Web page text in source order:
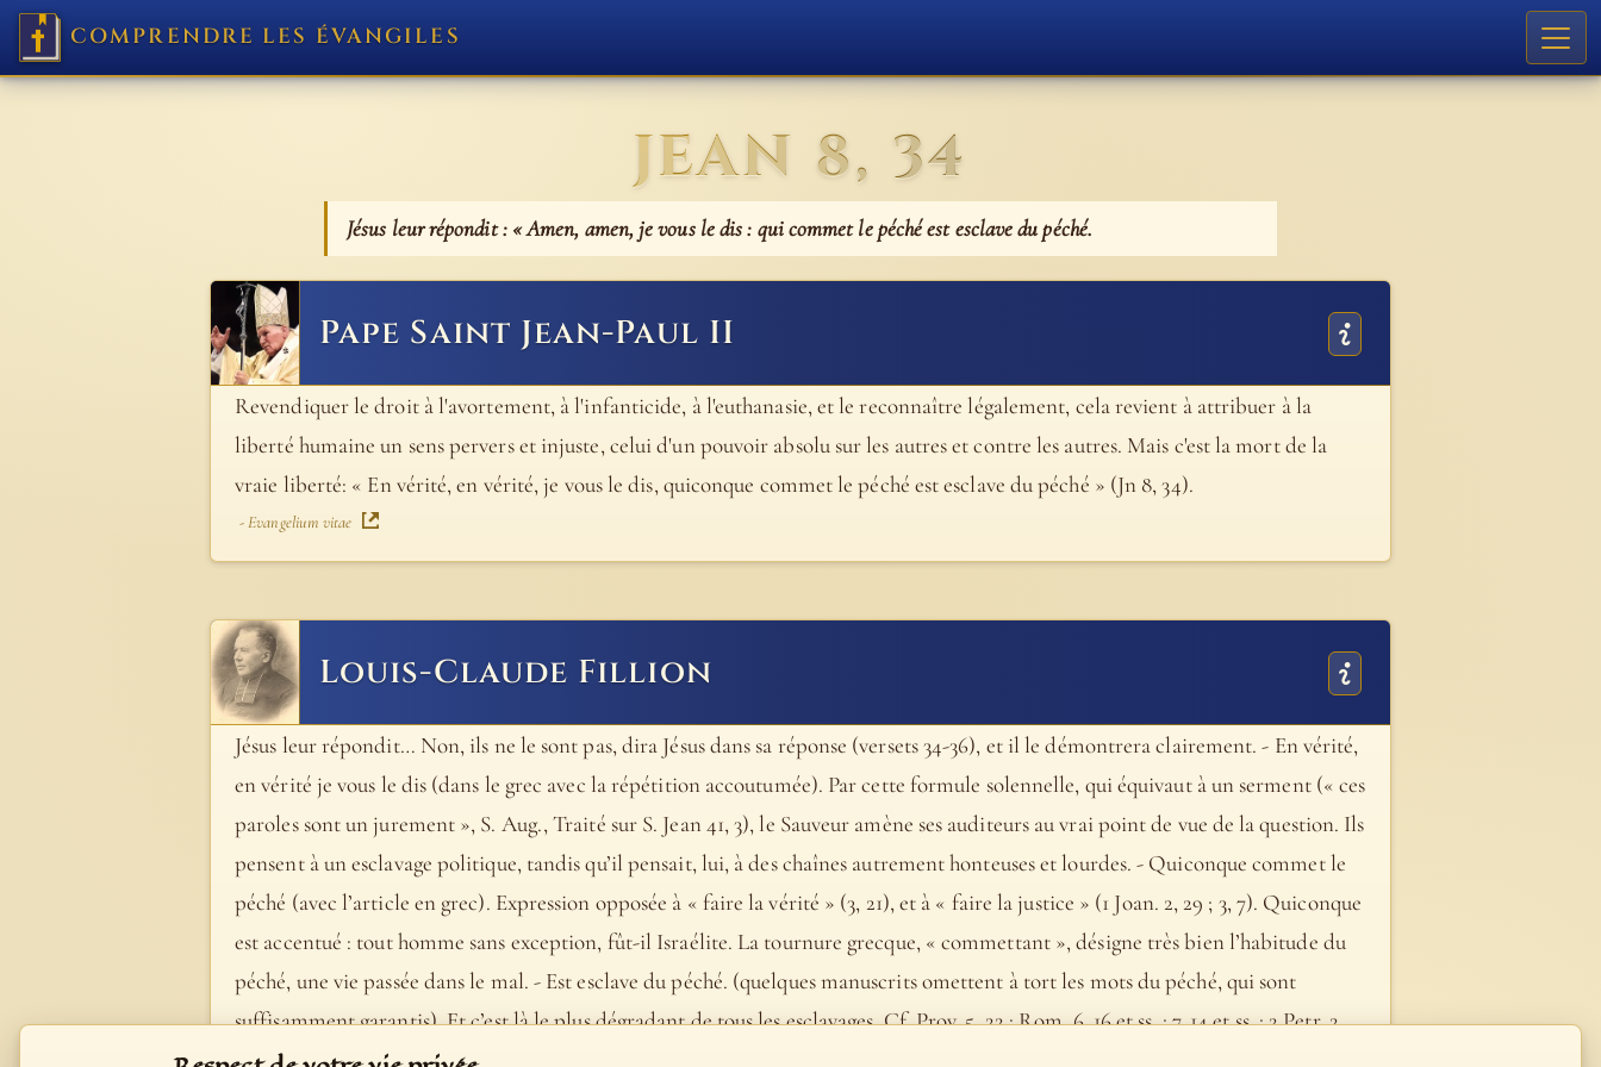
COMPRENDRE LES ÉVANGILES
JEAN 8, 34
Jésus leur répondit : « Amen, amen, je vous le dis : qui commet le péché est esclave du péché.
Pape Saint Jean-Paul II
Revendiquer le droit à l'avortement, à l'infanticide, à l'euthanasie, et le reconnaître légalement, cela revient à attribuer à la
liberté humaine un sens pervers et injuste, celui d'un pouvoir absolu sur les autres et contre les autres. Mais c'est la mort de la
vraie liberté: « En vérité, en vérité, je vous le dis, quiconque commet le péché est esclave du péché » (Jn 8, 34).
- Evangelium vitae
Louis-Claude Fillion
Jésus leur répondit… Non, ils ne le sont pas, dira Jésus dans sa réponse (versets 34-36), et il le démontrera clairement. - En vérité,
en vérité je vous le dis (dans le grec avec la répétition accoutumée). Par cette formule solennelle, qui équivaut à un serment (« ces
paroles sont un jurement », S. Aug., Traité sur S. Jean 41, 3), le Sauveur amène ses auditeurs au vrai point de vue de la question. Ils
pensent à un esclavage politique, tandis qu’il pensait, lui, à des chaînes autrement honteuses et lourdes. - Quiconque commet le
péché (avec l’article en grec). Expression opposée à « faire la vérité » (3, 21), et à « faire la justice » (1 Joan. 2, 29 ; 3, 7). Quiconque
est accentué : tout homme sans exception, fût-il Israélite. La tournure grecque, « commettant », désigne très bien l’habitude du
péché, une vie passée dans le mal. - Est esclave du péché. (quelques manuscrits omettent à tort les mots du péché, qui sont
suffisamment garantis). Et c’est là le plus dégradant de tous les esclavages. Cf. Prov. 5, 22 ; Rom. 6, 16 et ss. ; 7, 14 et ss. ; 2 Petr. 2,
19. « O la misérable servitude ! Le plus souvent, quand les hommes ont de méchants maîtres, ils cherchent à se vendre : non qu’ils